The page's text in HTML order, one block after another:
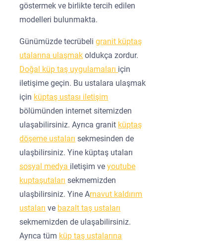
göstermek ve birlikte tercih edilen
modelleri bulunmakta.
Günümüzde tecrübeligranit küptaş
utalarına ulaşmak oldukça zordur.
Doğal küp taş uygulamaları için
iletişime geçin. Bu ustalara ulaşmak
için küptaş ustası iletişim
bölümünden internet sitemizden
ulaşabilirsiniz. Ayrıca granit küptaş
döşeme ustaları sekmesinden de
ulaşbilirsiniz. Yine küptaş utaları
sosyal medya iletişim veyoutube
kuptaşutaları sekmemizden
ulaşbilirsiniz. Yine Arnavut kaldırım
ustaları ve bazalt taş ustaları
sekmemizden de ulaşabilirsiniz.
Ayrıca tüm küp taş ustalarına